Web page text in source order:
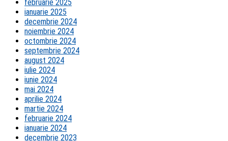
februarie 2025
ianuarie 2025
decembrie 2024
noiembrie 2024
octombrie 2024
septembrie 2024
august 2024
iulie 2024
iunie 2024
mai 2024
aprilie 2024
martie 2024
februarie 2024
ianuarie 2024
decembrie 2023